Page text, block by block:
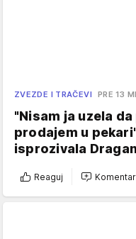
ZVEZDE I TRAČEVI PRE 13
"Nisam ja uzela
prodajem u
isprozivala
Reaguj